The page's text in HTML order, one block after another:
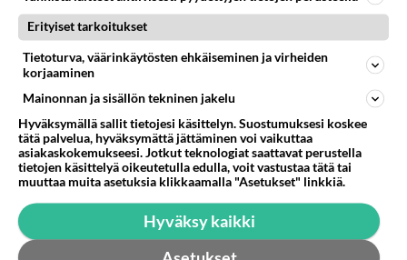
LUETUIMMAT
Muistatko? Kädestä suuhun
elävä Satu sai jättimäisen
rahasalkun Henry-
Luetuimmat: Aarne Pelkonen
ja Noora Louhimo vihdoinkin
yhdessä - Tätä moni jo odotti
Tiesitkö? Martina Aitolehden
isäpuoli on tämä suosittu
Erityiset tarkoitukset
Tietoturva, väärinkäytösten ehkäiseminen ja virheiden
korjaaminen
Mainonnan ja sisällön tekninen jakelu
Hyväksymällä sallit tietojesi käsittelyn. Suostumuksesi koskee
tätä palvelua, hyväksymättä jättäminen voi vaikuttaa
asiakaskokemukseesi. Jotkut teknologiat saattavat perustella
tietojen käsittelyä oikeutetulla edulla, voit vastustaa tätä tai
muuttaa muita asetuksia klikkaamalla "Asetukset" linkkiä.
Hyväksy kaikki